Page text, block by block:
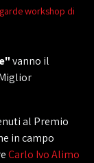
workshop di
vanno il
al Premio
in campo
Carlo Ivo Alimo